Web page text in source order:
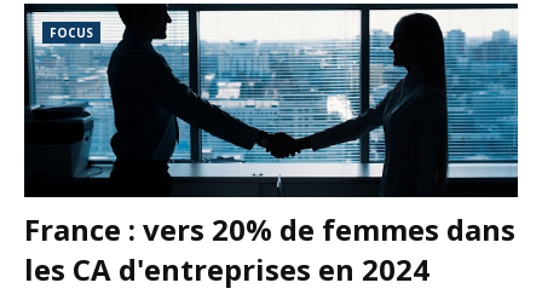
FOCUS
France : vers 20% de femmes dans
les CA d'entreprises en 2024